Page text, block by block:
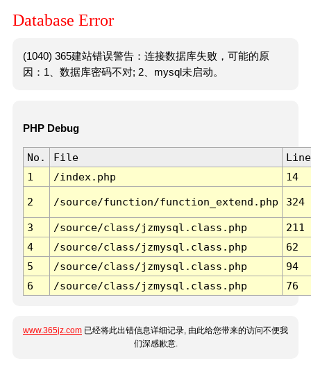
Database Error
(1040) 365建站错误警告：连接数据库失败，可能的原
因：1、数据库密码不对; 2、mysql未启动。
PHP Debug
No. File
Line
1
/index.php 14
2 /source/function/function_extend.php 324
3 /source/class/jzmysql.class.php
211
4
/source/class/jzmysql.class.php
62
5
/source/class/jzmysql.class.php
94
6
/source/class/jzmysql.class.php 76
www.365jz.com 已经将此出错信息详细记录, 由此给您带来的访问不便我
们深感歉意.